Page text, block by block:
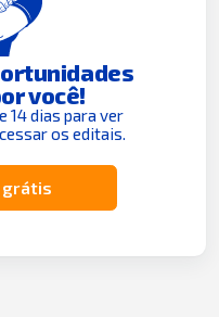
você!
14 dias para ver
os editais.